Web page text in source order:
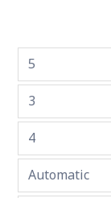
5
3
4
Automatic